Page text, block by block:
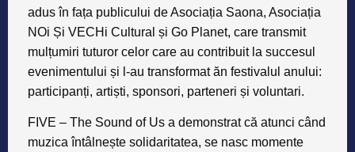
adus în fața publicului de Asociația Saona, Asociația
NOi Și VECHi Cultural și Go Planet, care transmit
mulțumiri tuturor celor care au contribuit la succesul
evenimentului și l-au transformat ăn festivalul anului:
participanți, artiști, sponsori, parteneri și voluntari.
FIVE – The Sound of Us a demonstrat că atunci când
muzica întâlnește solidaritatea, se nasc momente